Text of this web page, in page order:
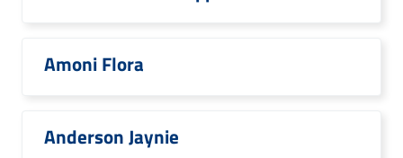
Amoni Flora
Anderson Jaynie